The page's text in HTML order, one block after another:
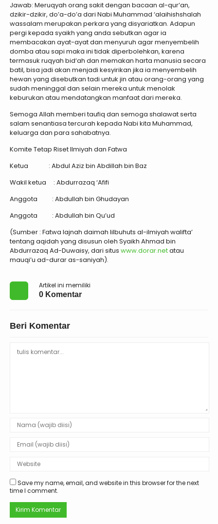
Jawab: Meruqyah orang sakit dengan bacaan al-qur’an,
dzikir-dzikir, do’a-do’a dari Nabi Muhammad ‘alaihishshalah
wassalam merupakan perkara yang disyariatkan. Adapun
pergi kepada syaikh yang anda sebutkan agar ia
membacakan ayat-ayat dan menyuruh agar menyembelih
domba atau sapi maka ini tidak diperbolehkan, karena
termasuk ruqyah bid‘ah dan memakan harta manusia secara
batil, bisa jadi akan menjadi kesyirikan jika ia menyembelih
hewan yang disebutkan tadi untuk jin atau orang-orang yang
sudah meninggal dan selain mereka untuk menolak
keburukan atau mendatangkan manfaat dari mereka.
Semoga Allah memberi taufiq dan semoga shalawat serta
salam senantiasa tercurah kepada Nabi kita Muhammad,
keluarga dan para sahabatnya.
Komite Tetap Riset Ilmiyah dan Fatwa
Ketua : Abdul Aziz bin Abdillah bin Baz
Wakil ketua : Abdurrazaq ‘Afifi
Anggota : Abdullah bin Ghudayan
Anggota : Abdullah bin Qu’ud
(Sumber : Fatwa lajnah daimah lilbuhuts al-ilmiyah walifta’
tentang aqidah yang disusun oleh Syaikh Ahmad bin
Abdurrazaq Ad-Duwaisy, dari situs www.dorar.netatau
mauqi’u ad-durar as-saniyah).
Artikel ini memiliki
0 Komentar
Beri Komentar
Save my name, email, and website in this browser for the next
time I comment.